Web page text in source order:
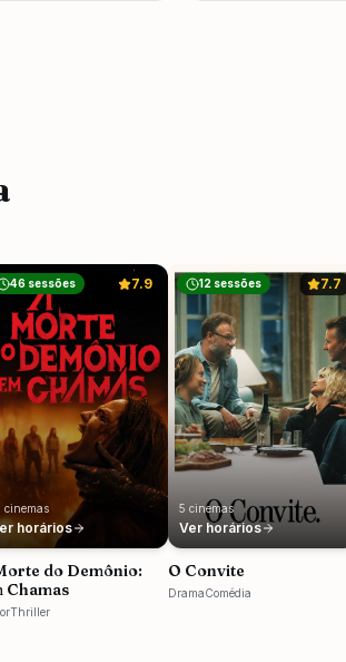
7.9
46 sessões
cinemas
horários
do Demônio:
Chamas
Thriller
7.7
12 sessões
5 cinemas
Ver horários
O Convite
DramaComédia